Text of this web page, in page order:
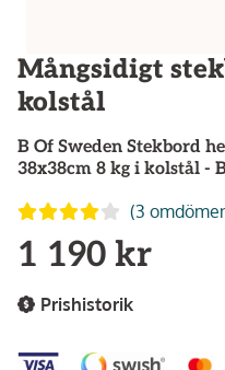
Mångsidigt
kolstål
B Of Sweden Stekbord
38x38cm 8 kg i kolstål -
(3
1 190 kr
Prishistorik